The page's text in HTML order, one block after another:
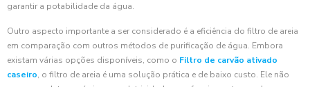
garantir a potabilidade da água.
Outro aspecto importante a ser considerado é a eficiência do filtro de areia
em comparação com outros métodos de purificação de água. Embora
existam várias opções disponíveis, como o Filtro de carvão ativado
caseiro, o filtro de areia é uma solução prática e de baixo custo. Ele não